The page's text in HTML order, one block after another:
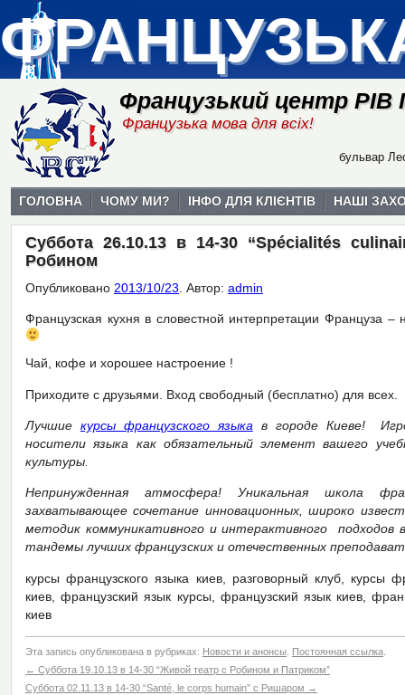
Французький центр
Французька мова для всіх!
бульвар
ГОЛОВНА ЧОМУ МИ? ІНФО ДЛЯ КЛІЄНТІВ НАШІ
Суббота 26.10.13 в 14-30 “Spécialités
Робином
Опубликовано 2013/10/23 Автор: admin
Французская кухня в словестной интерпретации Француза –
Чай, кофе и хорошее настроение !
Приходите с друзьями. Вход свободный (бесплатно) для всех.
Лучшие курсы французского языка в городе Киеве!
носители языка как обязательный элемент вашего
культуры.
Непринужденная атмосфера! Уникальная школа
захватывающее сочетание инновационных, широко
методик коммуникативного и интерактивного подходов
тандемы лучших французских и отечественных
курсы французского языка киев, разговорный клуб, курсы
киев, французский язык курсы, французский язык киев,
киев
Эта запись опубликована в рубриках: Новости и анонсы Постоянная ссылка
← Суббота 19.10.13 в 14-30 “Живой театр с Робином и Патриком”
Суббота 02.11.13 в 14-30 “Santé, le corps humain” с Ришаром →